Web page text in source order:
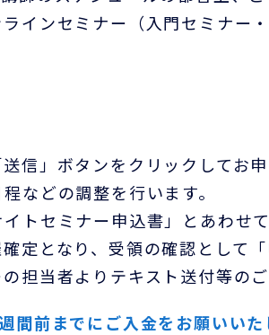
インセミナー（入門セミナー
信」ボタンをクリックしてお申
などの調整を行います。
トセミナー申込書」とあわせて
定となり、受領の確認として
担当者よりテキスト送付等の
前までにご入金をお願いいた